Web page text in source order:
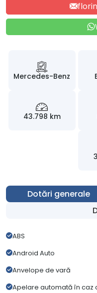
Mercedes-Benz
43.798 km
Dotări generale
ABS
Android Auto
Anvelope de vară
Apelare automată în caz